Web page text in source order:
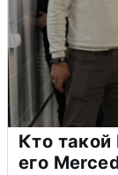
Кто
его